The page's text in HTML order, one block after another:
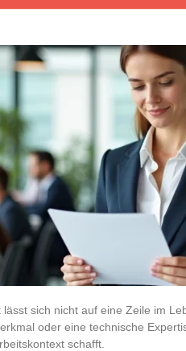
lässt sich nicht auf eine Zeile im
oder eine technische
schafft.